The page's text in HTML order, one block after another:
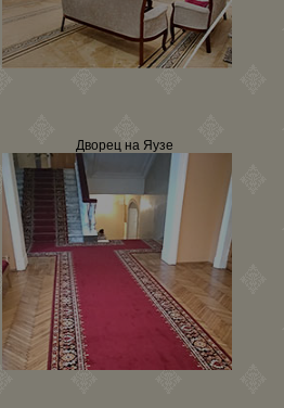
Дворец на Яузе